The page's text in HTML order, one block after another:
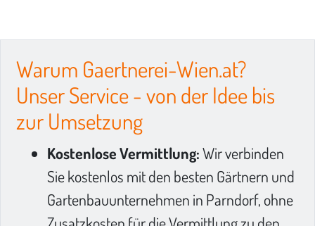
Warum Gaertnerei-Wien.at?
Unser Service - von der Idee bis
zur Umsetzung
Kostenlose Vermittlung:Wir verbinden
Sie kostenlos mit den besten Gärtnern und
Gartenbauunternehmen in Parndorf, ohne